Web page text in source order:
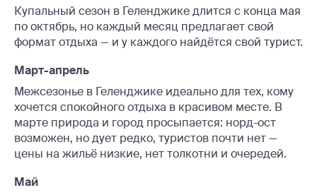
Купальный сезон в Геленджике длится с конца мая
по октябрь, но каждый месяц предлагает свой
формат отдыха — и у каждого найдётся свой турист.
Март-апрель
Межсезонье в Геленджике идеально для тех, кому
хочется спокойного отдыха в красивом месте. В
марте природа и город просыпается: норд-ост
возможен, но дует редко, туристов почти нет —
цены на жильё низкие, нет толкотни и очередей.
Май